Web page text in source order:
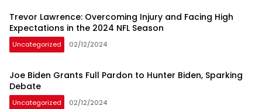
Trevor Lawrence: Overcoming Injury and Facing High
Expectations in the 2024 NFL Season
Uncategorized 02/12/2024
Joe Biden Grants Full Pardon to Hunter Biden, Sparking
Debate
Uncategorized 02/12/2024